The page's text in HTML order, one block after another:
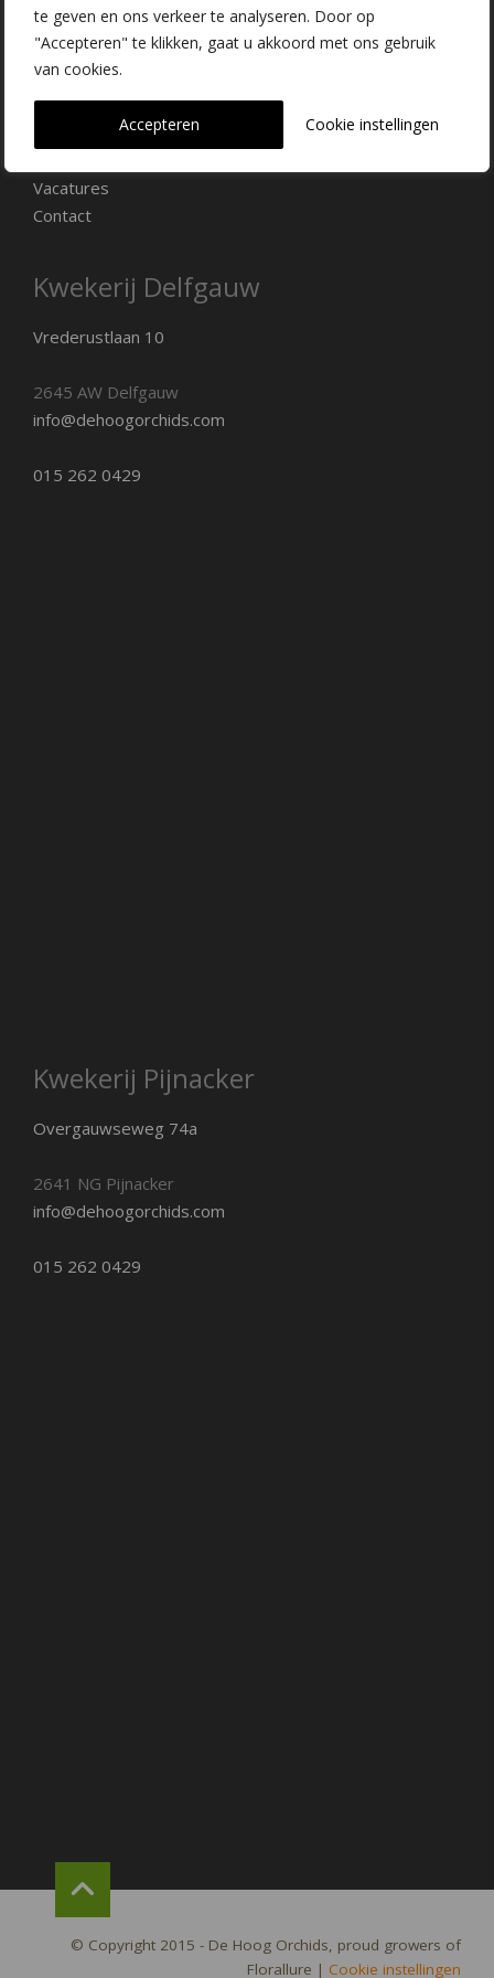
te geven en ons verkeer te analyseren. Door op
"Accepteren" te klikken, gaat u akkoord met ons gebruik
van cookies.
Cookie instellingen
Accepteren
Verkooppunten
Promotiemateriaal
Onze kwekerij
Nieuws
Vacatures
Contact
Kwekerij Delfgauw
Vrederustlaan 10
2645 AW Delfgauw
info@dehoogorchids.com
015 262 0429
Kwekerij Pijnacker
Overgauwseweg 74a
2641 NG Pijnacker
info@dehoogorchids.com
015 262 0429
© Copyright 2015 - De Hoog Orchids, proud growers of
Florallure | Cookie instellingen